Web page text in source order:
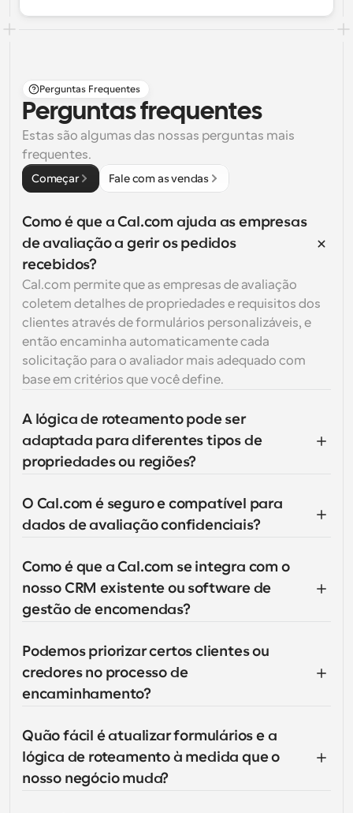
Perguntas Frequentes
Perguntas frequentes
Estas são algumas das nossas perguntas mais
frequentes.
Começar Fale com as vendas
Como é que a Cal.com ajuda as empresas
de avaliação a gerir os pedidos
recebidos?
Cal.com permite que as empresas de avaliação
coletem detalhes de propriedades e requisitos dos
clientes através de formulários personalizáveis, e
então encaminha automaticamente cada
solicitação para o avaliador mais adequado com
base em critérios que você define.
A lógica de roteamento pode ser
adaptada para diferentes tipos de
propriedades ou regiões?
O Cal.com é seguro e compatível para
dados de avaliação confidenciais?
Como é que a Cal.com se integra com o
nosso CRM existente ou software de
gestão de encomendas?
Podemos priorizar certos clientes ou
credores no processo de
encaminhamento?
Quão fácil é atualizar formulários e a
lógica de roteamento à medida que o
nosso negócio muda?